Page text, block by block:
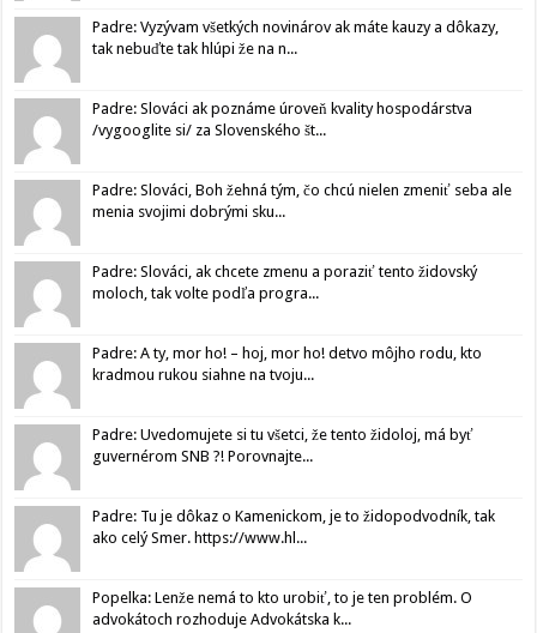
Padre: Vyzývam všetkých novinárov ak máte kauzy a dôkazy,
tak nebuďte tak hlúpi že na n...
Padre: Slováci ak poznáme úroveň kvality hospodárstva
/vygooglite si/ za Slovenského št...
Padre: Slováci, Boh žehná tým, čo chcú nielen zmeniť seba ale
menia svojimi dobrými sku...
Padre: Slováci, ak chcete zmenu a poraziť tento židovský
moloch, tak volte podľa progra...
Padre: A ty, mor ho! – hoj, mor ho! detvo môjho rodu, kto
kradmou rukou siahne na tvoju...
Padre: Uvedomujete si tu všetci, že tento židoloj, má byť
guvernérom SNB ?! Porovnajte...
Padre: Tu je dôkaz o Kamenickom, je to židopodvodník, tak
ako celý Smer. https://www.hl...
Popelka: Lenže nemá to kto urobiť, to je ten problém. O
advokátoch rozhoduje Advokátska k...